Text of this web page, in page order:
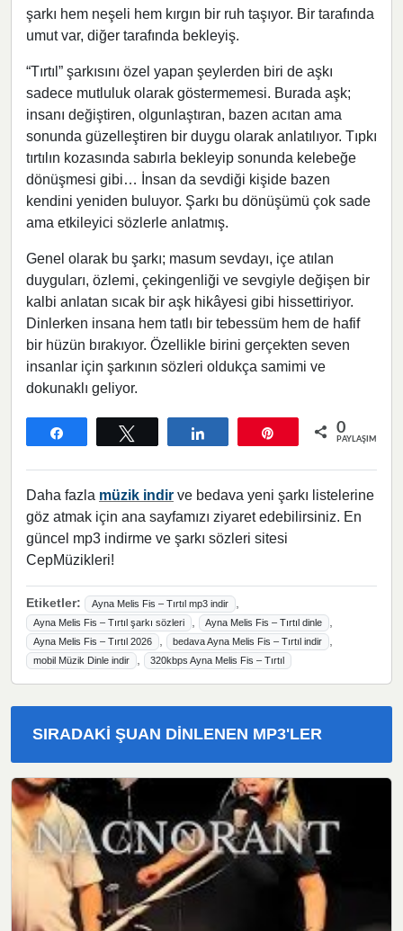
şarkı hem neşeli hem kırgın bir ruh taşıyor. Bir tarafında
umut var, diğer tarafında bekleyiş.
“Tırtıl” şarkısını özel yapan şeylerden biri de aşkı
sadece mutluluk olarak göstermemesi. Burada aşk;
insanı değiştiren, olgunlaştıran, bazen acıtan ama
sonunda güzelleştiren bir duygu olarak anlatılıyor. Tıpkı
tırtılın kozasında sabırla bekleyip sonunda kelebeğe
dönüşmesi gibi… İnsan da sevdiği kişide bazen
kendini yeniden buluyor. Şarkı bu dönüşümü çok sade
ama etkileyici sözlerle anlatmış.
Genel olarak bu şarkı; masum sevdayı, içe atılan
duyguları, özlemi, çekingenliği ve sevgiyle değişen bir
kalbi anlatan sıcak bir aşk hikâyesi gibi hissettiriyor.
Dinlerken insana hem tatlı bir tebessüm hem de hafif
bir hüzün bırakıyor. Özellikle birini gerçekten seven
insanlar için şarkının sözleri oldukça samimi ve
dokunaklı geliyor.
0
PAYLAŞIMLAR
Daha fazla müzik indir ve bedava yeni şarkı listelerine
göz atmak için ana sayfamızı ziyaret edebilirsiniz. En
güncel mp3 indirme ve şarkı sözleri sitesi
CepMüzikleri!
Etiketler: Ayna Melis Fis – Tırtıl mp3 indir ,
Ayna Melis Fis – Tırtıl şarkı sözleri , Ayna Melis Fis – Tırtıl dinle ,
Ayna Melis Fis – Tırtıl 2026 , bedava Ayna Melis Fis – Tırtıl indir ,
mobil Müzik Dinle indir , 320kbps Ayna Melis Fis – Tırtıl
SIRADAKI ŞUAN DINLENEN MP3'LER